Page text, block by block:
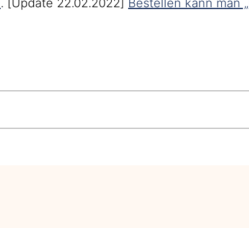
. [Update 22.02.2022] Bestellen kann man